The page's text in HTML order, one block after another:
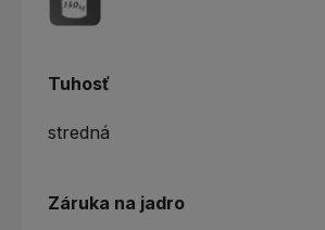
Tuhosť
stredná
Záruka na jadro